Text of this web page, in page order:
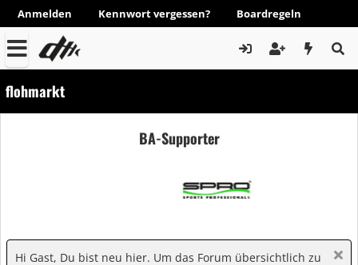
Anmelden Kennwort vergessen? Boardregeln
flohmarkt
BA-Supporter
Hi Gast, Du bist neu hier. Um das Forum übersichtlich zu